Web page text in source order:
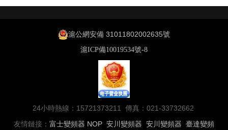
滬公網安備 31011802002635號
滬ICP備10019534號-8
24小時熱線：15721373211 傳真：021-33732662
友情鏈接： 富士變頻器 NOP 安川變頻器 安川變頻器 臺達變頻